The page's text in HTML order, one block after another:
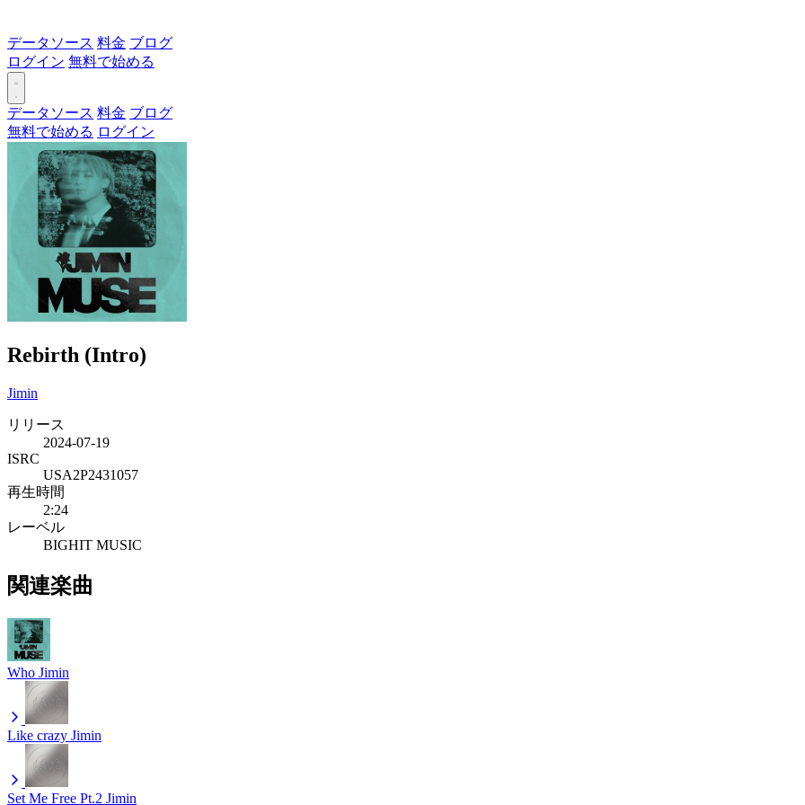
データソース 料金 ブログ
ログイン 無料で始める
データソース 料金 ブログ
無料で始める ログイン
Rebirth (Intro)
Jimin
リリース
2024-07-19
ISRC
USA2P2431057
再生時間
2:24
レーベル
BIGHIT MUSIC
関連楽曲
Who Jimin
Like crazy Jimin
Set Me Free Pt.2 Jimin